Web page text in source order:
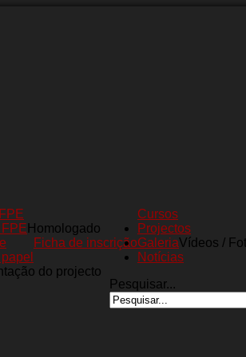
Cursos
Homologado
Ficha de inscrição
Projectos
do projecto
GaleriaVídeos /
Notícias
Pesquisar...